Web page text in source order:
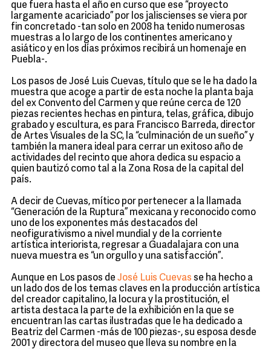
que fuera hasta el año en curso que ese “proyecto
largamente acariciado” por los jaliscienses se viera por
fin concretado -tan solo en 2008 ha tenido numerosas
muestras a lo largo de los continentes americano y
asiático y en los días próximos recibirá un homenaje en
Puebla-.
Los pasos de José Luis Cuevas, título que se le ha dado la
muestra que acoge a partir de esta noche la planta baja
del ex Convento del Carmen y que reúne cerca de 120
piezas recientes hechas en pintura, telas, gráfica, dibujo
grabado y escultura, es para Francisco Barreda, director
de Artes Visuales de la SC, la “culminación de un sueño” y
también la manera ideal para cerrar un exitoso año de
actividades del recinto que ahora dedica su espacio a
quien bautizó como tal a la Zona Rosa de la capital del
país.
A decir de Cuevas, mítico por pertenecer a la llamada
“Generación de la Ruptura” mexicana y reconocido como
uno de los exponentes más destacados del
neofigurativismo a nivel mundial y de la corriente
artística interiorista, regresar a Guadalajara con una
nueva muestra es “un orgullo y una satisfacción”.
Aunque en Los pasos de José Luis Cuevas se ha hecho a
un lado dos de los temas claves en la producción artística
del creador capitalino, la locura y la prostitución, el
artista destaca la parte de la exhibición en la que se
encuentran las cartas ilustradas que le ha dedicado a
Beatriz del Carmen -más de 100 piezas-, su esposa desde
2001 y directora del museo que lleva su nombre en la